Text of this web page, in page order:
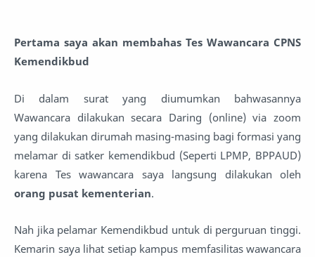
Pertama saya akan membahas Tes Wawancara CPNS
Kemendikbud
Di dalam surat yang diumumkan bahwasannya
Wawancara dilakukan secara Daring (online) via zoom
yang dilakukan dirumah masing-masing bagi formasi yang
melamar di satker kemendikbud (Seperti LPMP, BPPAUD)
karena Tes wawancara saya langsung dilakukan oleh
orang pusat kementerian.
Nah jika pelamar Kemendikbud untuk di perguruan tinggi.
Kemarin saya lihat setiap kampus memfasilitas wawancara